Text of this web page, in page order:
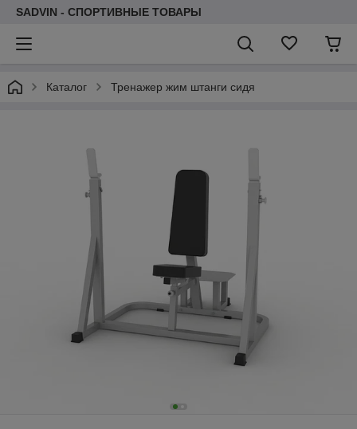
SADVIN - СПОРТИВНЫЕ ТОВАРЫ
Каталог Тренажер жим штанги сидя